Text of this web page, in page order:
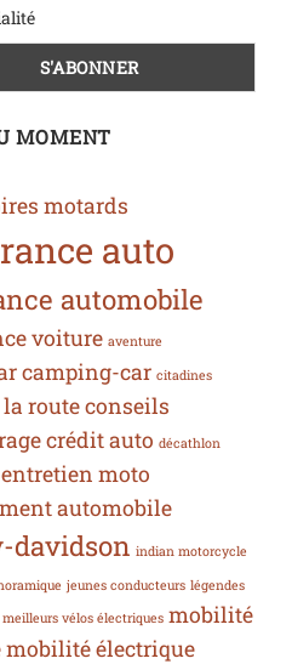
MOMENT
motards
auto
automobile
voiture aventure
camping-car citadines
la routeconseils
crédit auto décathlon
entretien moto
automobile
davidson indian motorcycle
jeunes conducteurs légendes
meilleurs vélos électriques mobilité
mobilité électrique